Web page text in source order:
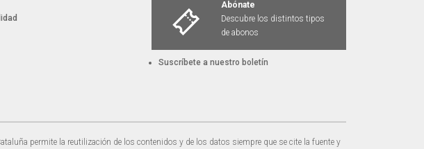
Abónate
Descubre los distintos tipos
de abonos
Suscríbete a nuestro boletín
permite la reutilización de los contenidos y de los datos siempre que se cite la fuente y